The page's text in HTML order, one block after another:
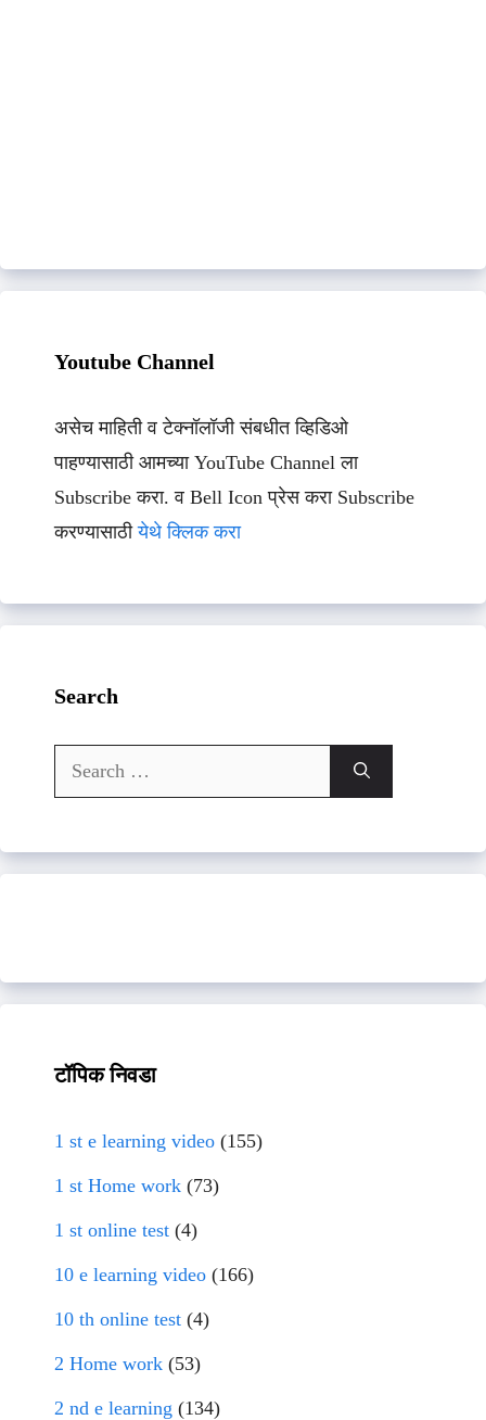
Youtube Channel
असेच माहिती व टेक्नॉलॉजी संबधीत व्हिडिओ
पाहण्यासाठी आमच्या YouTube Channel ला
Subscribe करा. व Bell Icon प्रेस करा Subscribe
करण्यासाठीयेथे क्लिक करा
Search
Search
for:
टॉपिक निवडा
1 st e learning video (155)
1 st Home work (73)
1 st online test (4)
10 e learning video (166)
10 th online test (4)
2 Home work (53)
2 nd e learning (134)